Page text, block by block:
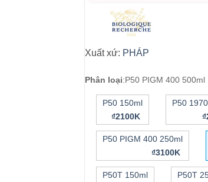
Xuất xứ: PHÁP
Phân loại:P50 PIGM 400 500ml
P50 150ml
₫2100K
P50
P50 PIGM 400 250ml
₫3100K
P50T 150ml
P50T